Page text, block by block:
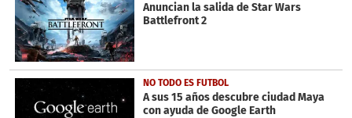
Anuncian la salida de Star Wars
Battlefront 2
NO TODO ES FUTBOL
A sus 15 años descubre ciudad Maya
con ayuda de Google Earth